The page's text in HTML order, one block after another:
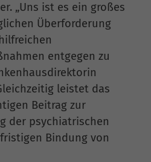
„Uns ist es ein großes
Überforderung
entgegen zu
leistet das
Beitrag zur
der psychiatrischen
Bindung von